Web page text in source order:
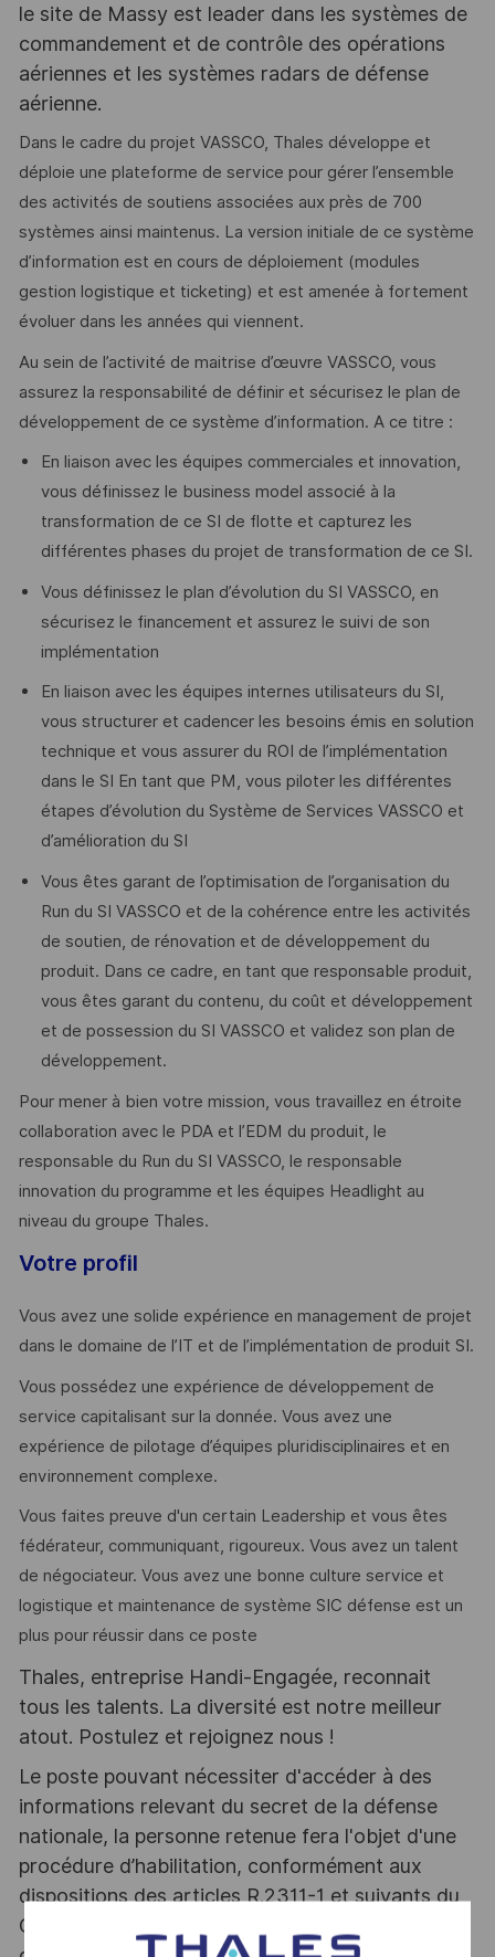
le site de Massy est leader dans les systèmes de
commandement et de contrôle des opérations
aériennes et les systèmes radars de défense
aérienne.
Dans le cadre du projet VASSCO, Thales développe et
déploie une plateforme de service pour gérer l’ensemble
des activités de soutiens associées aux près de 700
systèmes ainsi maintenus. La version initiale de ce système
d’information est en cours de déploiement (modules
gestion logistique et ticketing) et est amenée à fortement
évoluer dans les années qui viennent.
Au sein de l’activité de maitrise d’œuvre VASSCO, vous
assurez la responsabilité de définir et sécurisez le plan de
développement de ce système d’information. A ce titre :
En liaison avec les équipes commerciales et innovation,
vous définissez le business model associé à la
transformation de ce SI de flotte et capturez les
différentes phases du projet de transformation de ce SI.
Vous définissez le plan d’évolution du SI VASSCO, en
sécurisez le financement et assurez le suivi de son
implémentation
En liaison avec les équipes internes utilisateurs du SI,
vous structurer et cadencer les besoins émis en solution
technique et vous assurer du ROI de l’implémentation
dans le SI En tant que PM, vous piloter les différentes
étapes d’évolution du Système de Services VASSCO et
d’amélioration du SI
Vous êtes garant de l’optimisation de l’organisation du
Run du SI VASSCO et de la cohérence entre les activités
de soutien, de rénovation et de développement du
produit. Dans ce cadre, en tant que responsable produit,
vous êtes garant du contenu, du coût et développement
et de possession du SI VASSCO et validez son plan de
développement.
Pour mener à bien votre mission, vous travaillez en étroite
collaboration avec le PDA et l’EDM du produit, le
responsable du Run du SI VASSCO, le responsable
innovation du programme et les équipes Headlight au
niveau du groupe Thales.
Votre profil
Vous avez une solide expérience en management de projet
dans le domaine de l’IT et de l’implémentation de produit SI.
Vous possédez une expérience de développement de
service capitalisant sur la donnée. Vous avez une
expérience de pilotage d’équipes pluridisciplinaires et en
environnement complexe.
Vous faites preuve d'un certain Leadership et vous êtes
fédérateur, communiquant, rigoureux. Vous avez un talent
de négociateur. Vous avez une bonne culture service et
logistique et maintenance de système SIC défense est un
plus pour réussir dans ce poste
Thales, entreprise Handi-Engagée, reconnait
tous les talents. La diversité est notre meilleur
atout. Postulez et rejoignez nous !
Le poste pouvant nécessiter d'accéder à des
informations relevant du secret de la défense
nationale, la personne retenue fera l'objet d'une
procédure d’habilitation, conformément aux
dispositions des articles R.2311-1 et suivants du
Code de la défense et de l’IGI 1300 SGDSN/PSE